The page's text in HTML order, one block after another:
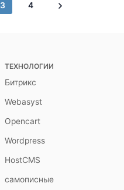
3 4
ТЕХНОЛОГИИ
Битрикс
Webasyst
Opencart
Wordpress
HostCMS
самописные